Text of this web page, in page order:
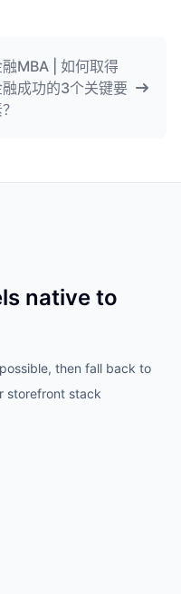
MBA | 如何取得
成功的3个关键要
native to
then fall back to
storefront stack